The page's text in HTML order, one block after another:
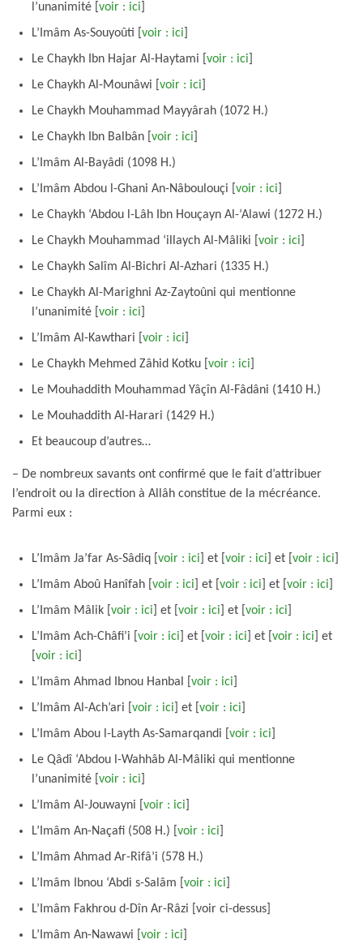
l’unanimité [ voir : ici
L’Imâm As-Souyoûti [ voir : ici
Le Chaykh Ibn Hajar Al-Haytami [ voir : ici
Le Chaykh Al-Mounâwi [ voir : ici
Le Chaykh Mouhammad Mayyârah (1072 H.)
Le Chaykh Ibn Balbân [ voir : ici
L’Imâm Al-Bayâdi (1098 H.)
L’Imâm Abdou l-Ghani An-Nâboulouçi [ voir : ici
Le Chaykh ‘Abdou l-Lâh Ibn Houçayn Al-‘Alawi (1272 H.)
Le Chaykh Mouhammad ‘illaych Al-Mâliki [ voir : ici
Le Chaykh Salîm Al-Bichri Al-Azhari (1335 H.)
Le Chaykh Al-Marighni Az-Zaytoûni qui mentionne
l’unanimité [ voir : ici
L’Imâm Al-Kawthari [ voir : ici
Le Chaykh Mehmed Zâhid Kotku [ voir : ici
Le Mouhaddith Mouhammad Yâçîn Al-Fâdâni (1410 H.)
Le Mouhaddith Al-Harari (1429 H.)
Et beaucoup d’autres…
– De nombreux savants ont confirmé que le fait d’attribuer
l’endroit ou la direction à Allâh constitue de la mécréance.
Parmi eux :
L’Imâm Ja’far As-Sâdiq [ voir : ici ] et [ voir : ici ] et [ voir : ici
L’Imâm Aboû Hanîfah [ voir : ici ] et [ voir : ici ] et [ voir : ici
L’Imâm Mâlik [ voir : ici ] et [ voir : ici ] et [ voir : ici
L’Imâm Ach-Châfi’i [ voir : ici ] et [ voir : ici ] et [ voir : ici ] et
voir : ici
L’Imâm Ahmad Ibnou Hanbal [ voir : ici
L’Imâm Al-Ach’ari [ voir : ici ] et [ voir : ici
L’Imâm Abou l-Layth As-Samarqandi [ voir : ici
Le Qâdî ‘Abdou l-Wahhâb Al-Mâliki qui mentionne
l’unanimité [ voir : ici
L’Imâm Al-Jouwayni [ voir : ici
L’Imâm An-Naçafi (508 H.) [ voir : ici
L’Imâm Ahmad Ar-Rifâ’i (578 H.)
L’Imâm Ibnou ‘Abdi s-Salâm [ voir : ici
L’Imâm Fakhrou d-Dîn Ar-Râzi [voir ci-dessus]
L’Imâm An-Nawawi [ voir : ici